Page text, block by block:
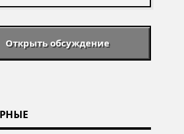
Открыть обсуждение